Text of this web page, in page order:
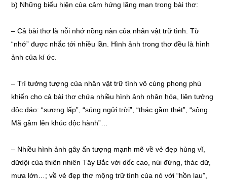
b) Những biểu hiện của cảm hứng lãng mạn trong bài thơ:
– Cả bài thơ là nỗi nhớ nồng nàn của nhân vật trữ tình. Từ
“nhớ” được nhắc tới nhiều lần. Hình ảnh trong thơ đều là hình
ảnh của kí ức.
– Trí tưởng tượng của nhân vật trữ tình vô cùng phong phú
khiến cho cả bài thơ chứa nhiều hình ảnh nhân hóa, liên tưởng
độc đáo: “sương lấp”, “súng ngửi trời”, “thác gầm thét”, “sông
Mã gầm lên khúc độc hành”…
– Nhiều hình ảnh gây ấn tượng mạnh mẽ về vẻ đẹp hùng vĩ,
dữdội của thiên nhiên Tây Bắc với dốc cao, núi đứng, thác dữ,
mưa lớn…; về vẻ đẹp thơ mộng trữ tình của nó với “hồn lau”,